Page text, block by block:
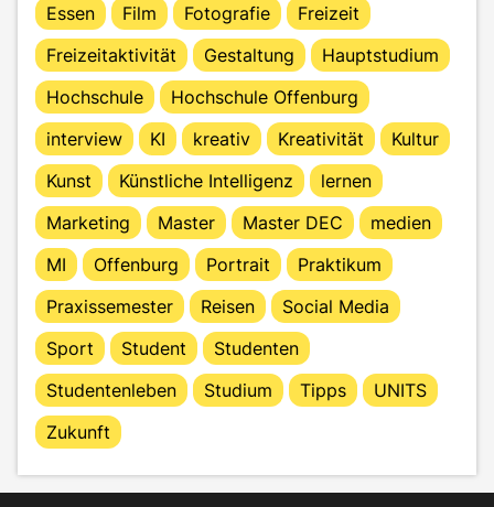
Essen
Film Fotografie
Freizeit
Freizeitaktivität
Gestaltung
Hauptstudium
Hochschule
Hochschule Offenburg
interview
KI kreativ Kreativität
Kultur
Kunst
Künstliche Intelligenz
lernen
Marketing
Master Master DEC
medien
MI
Offenburg Portrait
Praktikum
Praxissemester
Reisen
Social Media
Sport
Student
Studenten
Studentenleben
Studium Tipps
UNITS
Zukunft